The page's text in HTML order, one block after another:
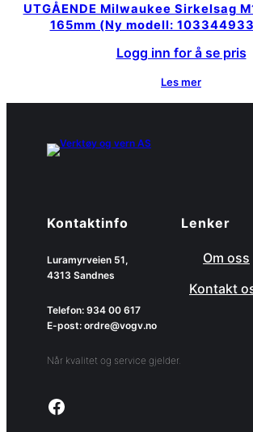
UTGÅENDE Milwaukee Sirkelsag
165mm (Ny modell:
Logg inn for å se pris
Les mer
Kontaktinfo
Luramyrveien 51,
4313 Sandnes
Telefon: 934 00 617
E-post: ordre@vogv.no
Når kvalitet og service gjelder.
Link to facebook page
Lenker
Om oss
Kontakt